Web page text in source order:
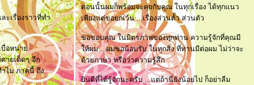
ะเรื่องราวที่ทำ
เบื่อหน่า
ายเด็ดๆ อีก
ไม ภาคนี้ ถึง
ตอนนั้นผมก็พร้อมจะคุยกับคุณ ในทุกเรื่อง ได้ทุกแนว
เพียงแต่ขอยกเว้น ...เรื่องส่วนตั้ว ส่วนตัว
ขอขอบคุณ ในมิตรภาพของทุกท่าน ความรู้จักที่คุณมี
ห้ผม ...ผมขอน้อมรับ ในทุกสิ่ง ที่ท่านมีต่อผม ไม่ว่าจะ
ด้วยภาษา หรือว่าความรู้สึก
ินดีที่ได้รู้จักนะครับ ...แต่ถ้านี่ยังน้อยไป ก็อย่าลืม